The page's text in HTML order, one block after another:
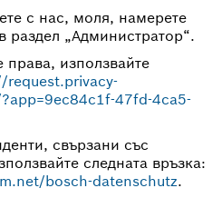
с нас, моля, намерете
раздел „Администратор“.
права, използвайте
47fd-4ca5-
свързани със
следната връзка:
bosch-datenschutz.